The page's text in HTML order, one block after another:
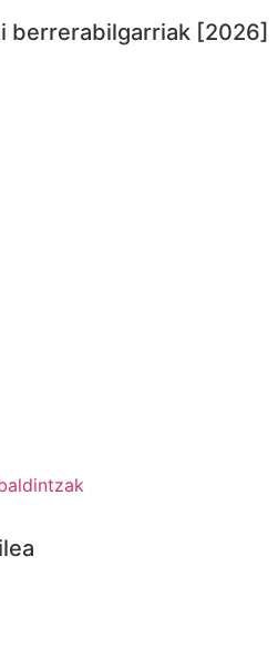
berrerabilgarriak [2026]